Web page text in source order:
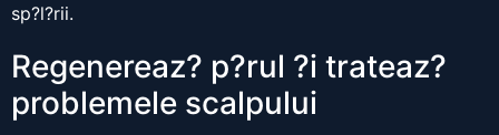
sp?l?rii.
Regenereaz? p?rul ?i trateaz?
problemele scalpului